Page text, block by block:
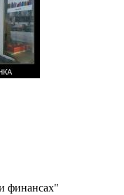
финансах"